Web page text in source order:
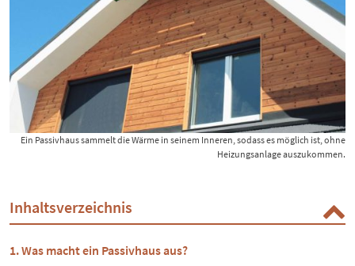
Ein Passivhaus sammelt die Wärme in seinem Inneren, sodass es möglich ist, ohne
Heizungsanlage auszukommen.
Inhaltsverzeichnis
Was macht ein Passivhaus aus?